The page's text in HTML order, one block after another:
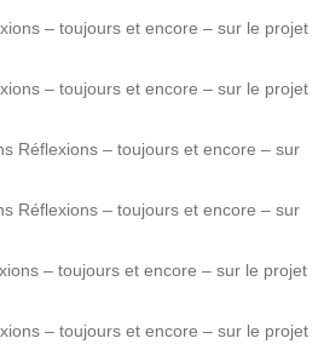
– toujours et encore – sur le projet
– toujours et encore – sur le projet
Réflexions – toujours et encore – sur
Réflexions – toujours et encore – sur
– toujours et encore – sur le projet
– toujours et encore – sur le projet